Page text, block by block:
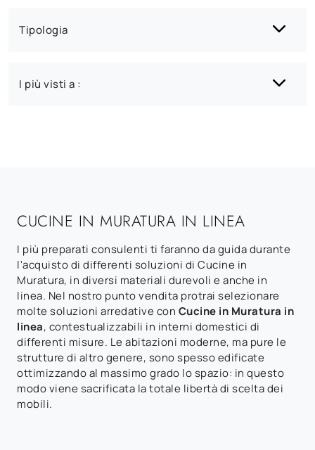
Tipologia
I più visti a :
CUCINE IN MURATURA IN LINEA
I più preparati consulenti ti faranno da guida durante
l'acquisto di differenti soluzioni di Cucine in
Muratura, in diversi materiali durevoli e anche in
linea. Nel nostro punto vendita protrai selezionare
molte soluzioni arredative con Cucine in Muratura in
linea, contestualizzabili in interni domestici di
differenti misure. Le abitazioni moderne, ma pure le
strutture di altro genere, sono spesso edificate
ottimizzando al massimo grado lo spazio: in questo
modo viene sacrificata la totale libertà di scelta dei
mobili.